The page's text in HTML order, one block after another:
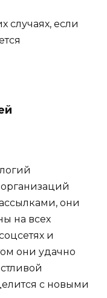
случаях, если
они
на всех
и
они удачно
с новыми